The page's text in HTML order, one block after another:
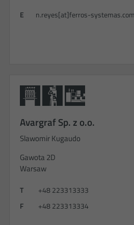
E n.reyes[at]ferros-
Avargraf Sp. z o.o.
Slawomir Kugaudo
Gawota 2D
Warsaw
T
+48 223313333
F
+48 223313334